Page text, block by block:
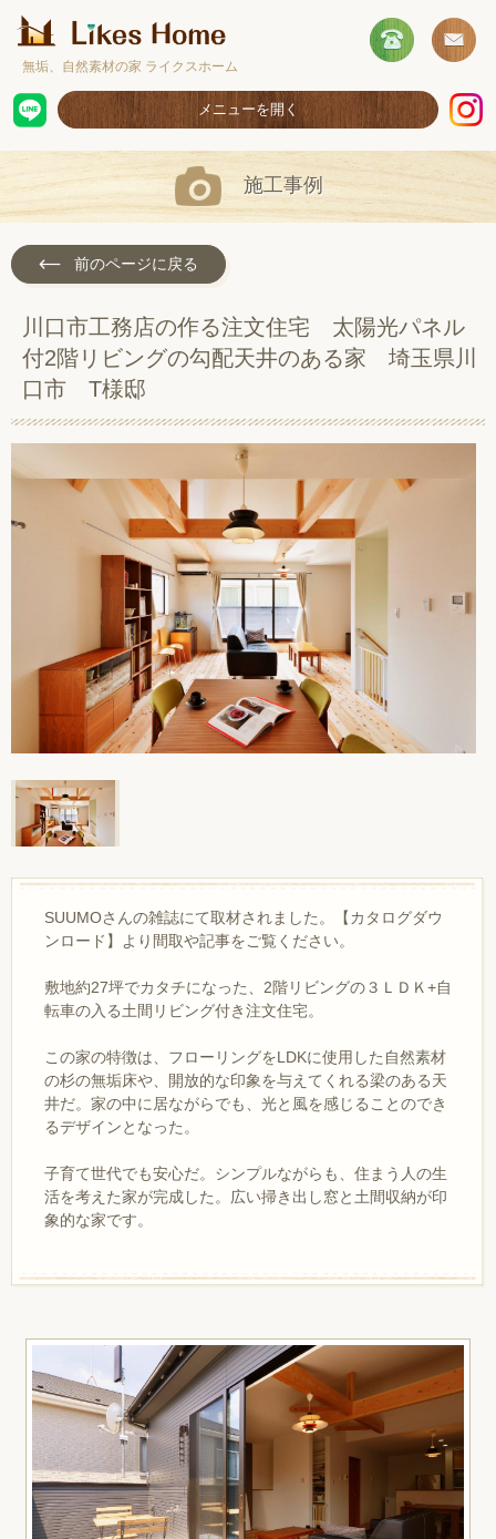
無垢、自然素材の家 ライクスホーム
メニューを開く
ホーム
コンセプト
施工事例
お客様の声
ショールームのご案内
採用情報
施工事例
前のページに戻る
川口市工務店の作る注文住宅 太陽光パネル
付2階リビングの勾配天井のある家 埼玉県川
口市 T様邸
SUUMOさんの雑誌にて取材されました。【カタログダウ
ンロード】より間取や記事をご覧ください。
敷地約27坪でカタチになった、2階リビングの３ＬＤＫ+自
転車の入る土間リビング付き注文住宅。
この家の特徴は、フローリングをLDKに使用した自然素材
の杉の無垢床や、開放的な印象を与えてくれる梁のある天
井だ。家の中に居ながらでも、光と風を感じることのでき
るデザインとなった。
子育て世代でも安心だ。シンプルながらも、住まう人の生
活を考えた家が完成した。広い掃き出し窓と土間収納が印
象的な家です。